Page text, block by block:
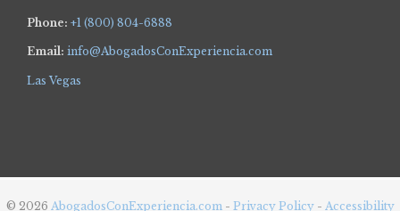
Phone: +1 (800) 804-6888
Email: info@AbogadosConExperiencia.com
Las Vegas
© 2026 AbogadosConExperiencia.com - Privacy Policy - Accessibility